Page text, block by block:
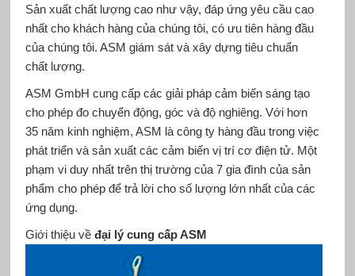
Sản xuất chất lượng cao như vậy, đáp ứng yêu cầu cao
nhất cho khách hàng của chúng tôi, có ưu tiên hàng đầu
của chúng tôi. ASM giám sát và xây dựng tiêu chuẩn
chất lượng.
ASM GmbH cung cấp các giải pháp cảm biến sáng tạo
cho phép đo chuyển động, góc và độ nghiêng. Với hơn
35 năm kinh nghiệm, ASM là công ty hàng đầu trong việc
phát triển và sản xuất các cảm biến vị trí cơ điện tử. Một
phạm vi duy nhất trên thị trường của 7 gia đình của sản
phẩm cho phép để trả lời cho số lượng lớn nhất của các
ứng dụng.
Giới thiệu về đại lý cung cấp ASM